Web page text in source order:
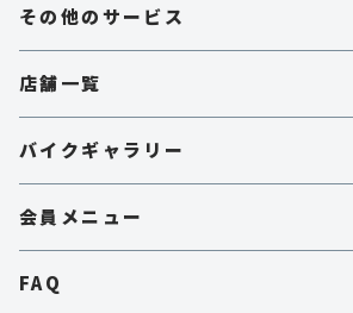
その他のサービス
店舗一覧
バイクギャラリー
会員メニュー
FAQ